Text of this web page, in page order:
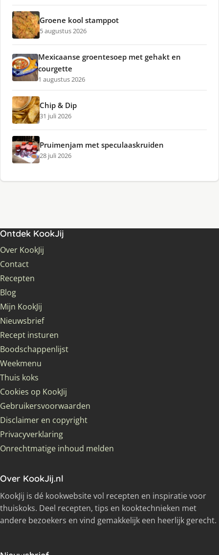
Groene kool stamppot
5 augustus 2026
Mexicaanse groentesoep met gehakt en
courgette
1 augustus 2026
Chip & Dip
31 juli 2026
Pruimenjam met speculaaskruiden
28 juli 2026
Ontdek KookJij
Over KookJij
Contact
Recepten
Blog
Mijn KookJij
Nieuwsbrief
Recept insturen
Boodschappenlijst
Weekmenu
Thuis koks
Cookies op KookJij
Gebruikersvoorwaarden
Disclaimer en copyright
Privacyverklaring
Onrechtmatige inhoud melden
Over KookJij.nl
KookJij is dé kookwebsite vol recepten en inspiratie voor
thuiskoks. Deel recepten, tips en kooktechnieken met
andere bezoekers en vind gemakkelijk een heerlijk gerecht.